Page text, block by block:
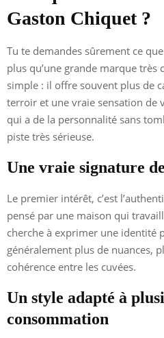
Gaston Chiquet ?
Tu te demandes sûrement ce
plus qu’une grande marque très
simple : il offre souvent plus de
terroir et une vraie sensation de
qui a de la personnalité sans
piste très sérieuse.
Une vraie signature
Le premier intérêt, c’est
pensé par une maison qui
cherche à exprimer une identité
généralement plus de nuances,
cohérence entre les cuvées.
Un style adapté à
consommation